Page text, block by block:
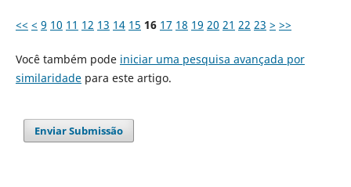
<< < 9 10 11 12 13 14 15 16 17 18 19 20 21 22 23 > >>
Você também pode iniciar uma pesquisa avançada por
similaridadepara este artigo.
Enviar Submissão